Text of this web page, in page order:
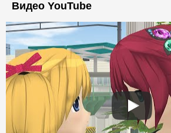
Видео YouTube